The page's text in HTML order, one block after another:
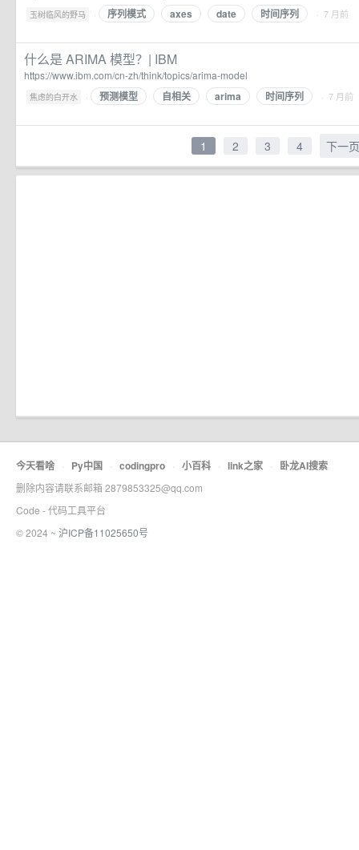
玉树临风的野马 · 序列模式 axes date 时间序列 · 7 月前
什么是 ARIMA 模型？| IBM
https://www.ibm.com/cn-zh/think/topics/arima-model
焦虑的白开水 · 预测模型 自相关 arima 时间序列 · 7 月前
1 2 3 4 下一页
今天看啥 · Py中国 · codingpro · 小百科 · link之家 · 卧龙AI搜索
删除内容请联系邮箱 2879853325@qq.com
Code - 代码工具平台
© 2024 ~ 沪ICP备11025650号